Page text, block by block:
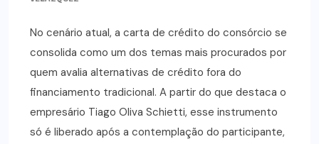
No cenário atual, a carta de crédito do consórcio se
consolida como um dos temas mais procurados por
quem avalia alternativas de crédito fora do
financiamento tradicional. A partir do que destaca o
empresário Tiago Oliva Schietti, esse instrumento
só é liberado após a contemplação do participante,